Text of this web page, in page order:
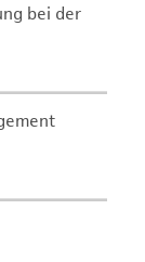
bei der